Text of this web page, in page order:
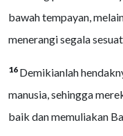
bawah tempayan,
menerangi segala
16 Demikianlah
manusia, sehingga
baik dan memuliakan